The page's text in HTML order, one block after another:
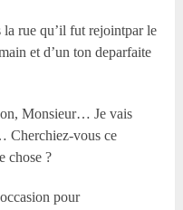
rue qu’il fut rejointpar le
et d’un ton deparfaite
Monsieur… Je vais
Cherchiez-vous ce
chose ?
pour